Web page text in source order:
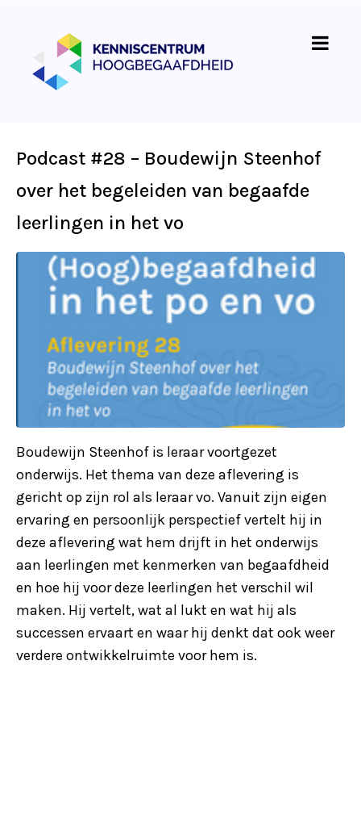
Podcast #28 – Boudewijn Steenhof
over het begeleiden van begaafde
leerlingen in het vo
Boudewijn Steenhof is leraar voortgezet
onderwijs. Het thema van deze aflevering is
gericht op zijn rol als leraar vo. Vanuit zijn eigen
ervaring en persoonlijk perspectief vertelt hij in
deze aflevering wat hem drijft in het onderwijs
aan leerlingen met kenmerken van begaafdheid
en hoe hij voor deze leerlingen het verschil wil
maken. Hij vertelt, wat al lukt en wat hij als
successen ervaart en waar hij denkt dat ook weer
verdere ontwikkelruimte voor hem is.